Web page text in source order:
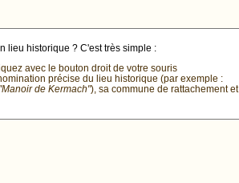
lieu historique ? C'est très simple :
avec le bouton droit de votre souris
précise du lieu historique (par exemple :
de Kermach"), sa commune de rattachement et